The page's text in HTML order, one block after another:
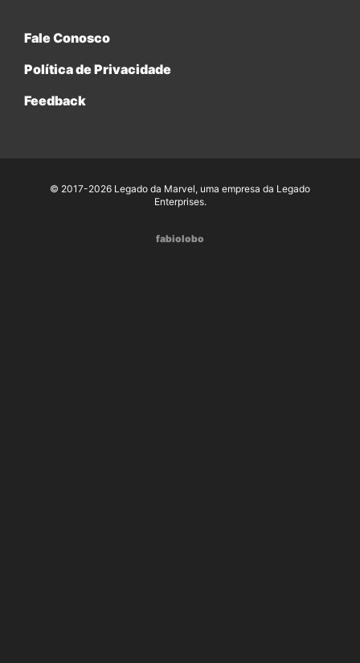
Fale Conosco
Política de Privacidade
Feedback
© 2017-2026 Legado da Marvel, uma empresa da Legado
Enterprises.
fabiolobo